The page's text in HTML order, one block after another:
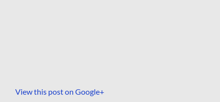
View this post on Google+